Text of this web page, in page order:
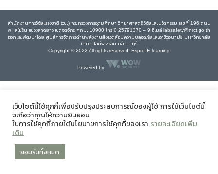
สำนักงานการวิจัยแห่งชาติ (วช.) กระทรวงการอุดมศึกษา วิทยาศาสตร์ วิจัยและนวัตกรรม เลขที่ 196 ถนน
พหลโยธิน แขวงลาดยาว เขตจตุจักร กทม. 10900 โทร 0 25791370 – 9 อีเมล์ labsafety@nrct.go.th
ออกและพัฒนาโดย ศูนย์การจัดการด้านพลังงานสิ่งแวดล้อมความปลอดภัยและอาชีวอนามัย มหาวิทยาลัย
เทคโนโลยีพระจอมเกล้าธนบุรี
Copyright © 2022 All rights reserved, Esprel E-learning
Powered by
เว็บไซต์นี้ใช้คุกกี้เพื่อปรับปรุงประสบการณ์ของผู้ใช้ การใช้เว็บไซต์นี้
จะถือว่าคุณให้ความยินยอม
ในการใช้คุกกี้ภายใต้นโยบายการใช้คุกกี้ของเรา รายละเอียดเพิ่ม
เติม
ยอมรับทั้งหมด